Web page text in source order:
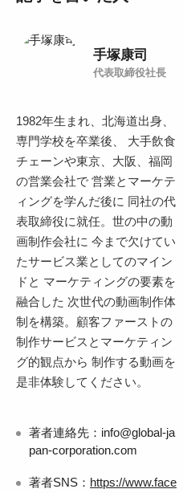
手塚康司
代表取締役社長
1982年生まれ、北海道出身、
専門学校を卒業後、 大手飲食
チェーンや東京、大阪、福岡
の営業会社で 営業とマーケテ
ィングを学んだ後に 同社の代
表取締役に就任。世の中の動
画制作会社に 今まで欠けてい
たサービス業としてのマイン
ドと マーケティングの要素を
融合した 次世代の動画制作体
制を構築。顧客ファーストの
制作サービスとマーケティン
グ的観点から 制作する動画を
是非体験してください。
著者連絡先：info@global-ja
pan-corporation.com
著者SNS： https://www.face